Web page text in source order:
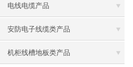
电线电缆产品
安防电子线缆类产品
机柜线槽地板类产品